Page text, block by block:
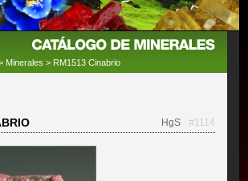
Minerales > RM1513 Cinabrio
HgS #1114